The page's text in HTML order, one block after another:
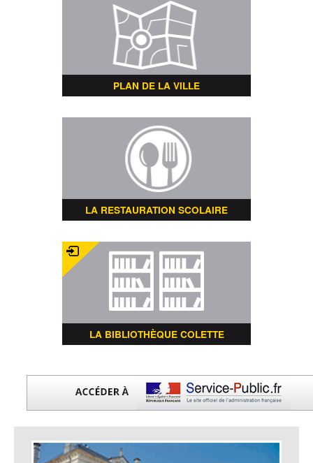
PLAN DE LA VILLE
LA RESTAURATION SCOLAIRE
LA BIBLIOTHÈQUE COLETTE